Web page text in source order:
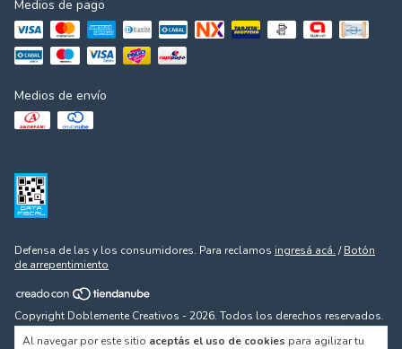
Al navegar por este sitio aceptás el uso de cookies para agilizar tu
Medios de pago
Medios de envío
Defensa de las y los consumidores. Para reclamos ingresá acá. / Botón
de arrepentimiento
Copyright Doblemente Creativos - 2026. Todos los derechos reservados.